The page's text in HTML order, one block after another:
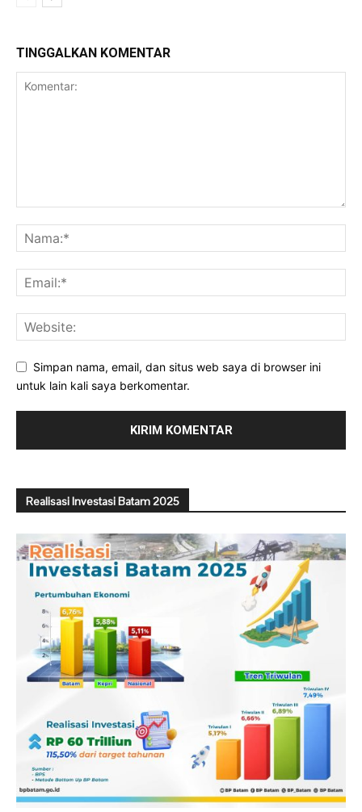
TINGGALKAN KOMENTAR
Simpan nama, email, dan situs web saya di browser ini
untuk lain kali saya berkomentar.
Realisasi Investasi Batam 2025